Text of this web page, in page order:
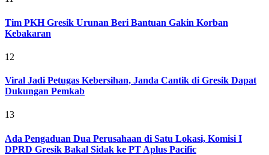
Tim PKH Gresik Urunan Beri Bantuan Gakin Korban
Kebakaran
12
Viral Jadi Petugas Kebersihan, Janda Cantik di Gresik Dapat
Dukungan Pemkab
13
Ada Pengaduan Dua Perusahaan di Satu Lokasi, Komisi I
DPRD Gresik Bakal Sidak ke PT Aplus Pacific